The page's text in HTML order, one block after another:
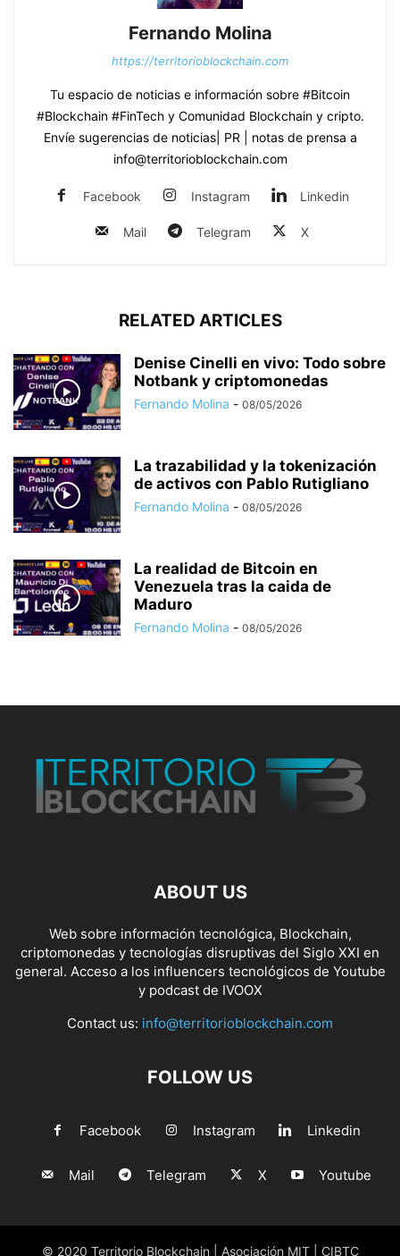
Fernando Molina
https://territorioblockchain.com
Tu espacio de noticias e información sobre #Bitcoin
#Blockchain #FinTech y Comunidad Blockchain y cripto.
Envíe sugerencias de noticias| PR | notas de prensa a
info@territorioblockchain.com
Facebook Instagram Linkedin
Mail Telegram X
RELATED ARTICLES
Denise Cinelli en vivo: Todo sobre
Notbank y criptomonedas
Fernando Molina - 08/05/2026
La trazabilidad y la tokenización
de activos con Pablo Rutigliano
Fernando Molina - 08/05/2026
La realidad de Bitcoin en
Venezuela tras la caida de
Maduro
Fernando Molina - 08/05/2026
ABOUT US
Web sobre información tecnológica, Blockchain,
criptomonedas y tecnologías disruptivas del Siglo XXI en
general. Acceso a los influencers tecnológicos de Youtube
y podcast de IVOOX
Contact us: info@territorioblockchain.com
FOLLOW US
Facebook Instagram Linkedin
Mail Telegram X Youtube
© 2020 Territorio Blockchain | Asociación MIT | CIBTC